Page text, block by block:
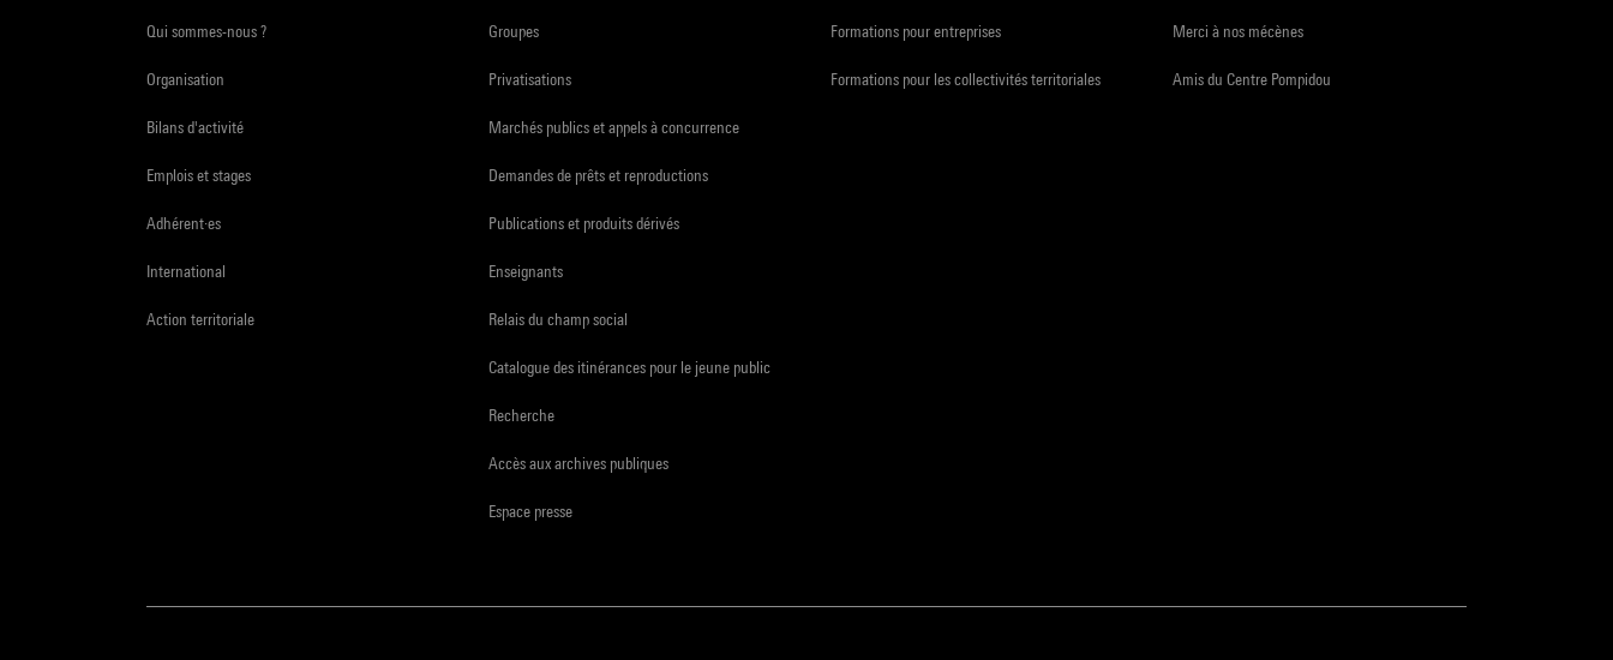
Qui sommes-nous ?
Organisation
Bilans d'activité
Emplois et stages
Adhérent·es
International
Action territoriale
Groupes
Privatisations
Marchés publics et appels à concurrence
Demandes de prêts et reproductions
Publications et produits dérivés
Enseignants
Relais du champ social
Catalogue des itinérances pour le jeune public
Recherche
Accès aux archives publiques
Espace presse
Formations pour entreprises
Formations pour les collectivités territoriales
Merci à nos mécènes
Amis du Centre Pompidou